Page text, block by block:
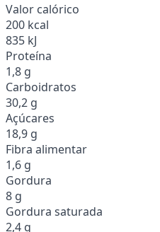
Valor calórico
200 kcal
835 kJ
Proteína
1,8 g
Carboidratos
30,2 g
Açúcares
18,9 g
Fibra alimentar
1,6 g
Gordura
8 g
Gordura saturada
2,4 g